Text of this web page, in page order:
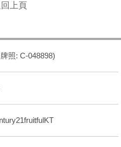
回上頁
照: C-048898)